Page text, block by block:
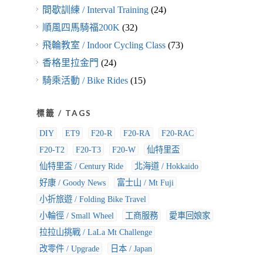
間歇訓練 / Interval Training(24)
順風四馬騎福200K (32)
飛輪教室 / Indoor Cycling Class(73)
香格里拉金門 (24)
騎乘活動 / Bike Rides(15)
標籤 / TAGS
DIY ET9 F20-R F20-RA
F20-RAC
F20-T2
F20-T3 F20-W
仙特里盃
仙特里盃 / Century Ride
北海道 / Hokkaido
好康 / Goody News
富士山 / Mt Fuji
小折旅遊 / Folding Bike Travel
小輪徑 / Small Wheel
工商服務
愛車回娘家
拉拉山挑戰 / LaLa Mt Challenge
改零件 / Upgrade
日本 / Japan